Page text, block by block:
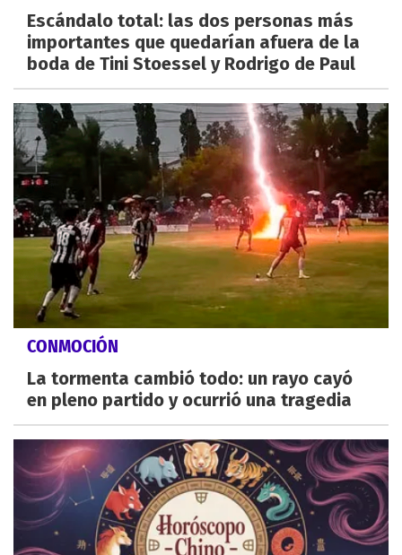
Escándalo total: las dos personas más
importantes que quedarían afuera de la
boda de Tini Stoessel y Rodrigo de Paul
CONMOCIÓN
La tormenta cambió todo: un rayo cayó
en pleno partido y ocurrió una tragedia